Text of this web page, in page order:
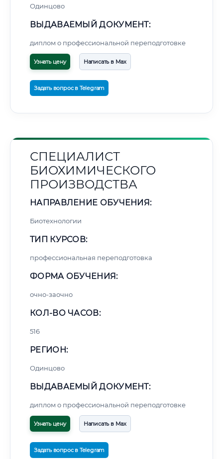
Одинцово
ВЫДАВАЕМЫЙ ДОКУМЕНТ:
диплом о профессиональной переподготовке
Узнать цену Написать в Max
Задать вопрос в Telegram
СПЕЦИАЛИСТ
БИОХИМИЧЕСКОГО
ПРОИЗВОДСТВА
НАПРАВЛЕНИЕ ОБУЧЕНИЯ:
Биотехнологии
ТИП КУРСОВ:
профессиональная переподготовка
ФОРМА ОБУЧЕНИЯ:
очно-заочно
КОЛ-ВО ЧАСОВ:
516
РЕГИОН:
Одинцово
ВЫДАВАЕМЫЙ ДОКУМЕНТ:
диплом о профессиональной переподготовке
Узнать цену Написать в Max
Задать вопрос в Telegram